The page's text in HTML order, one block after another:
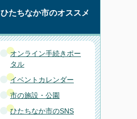
ひたちなか市のオススメ
オンライン手続きポー
タル
イベントカレンダー
市の施設・公園
ひたちなか市のSNS